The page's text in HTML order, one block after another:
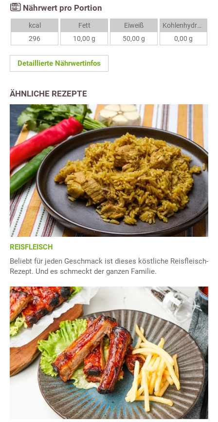
Nährwert pro Portion
kcal
296
Fett
10,00 g
Eiweiß
50,00 g
Kohlenhydrate
0,00 g
Detaillierte Nährwertinfos
ÄHNLICHE REZEPTE
REISFLEISCH
Beliebt für jeden Geschmack ist dieses köstliche Reisfleisch-
Rezept. Und es schmeckt der ganzen Familie.